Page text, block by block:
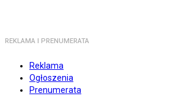
REKLAMA I PRENUMERATA
Reklama
Ogłoszenia
Prenumerata